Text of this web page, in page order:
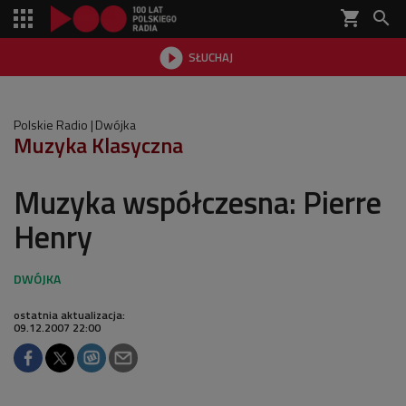
shopping_cart 
 SŁUCHAJ

Polskie Radio Dwójka
Muzyka Klasyczna
Muzyka współczesna: Pierre
Henry
ostatnia aktualizacja:
09.12.2007 22:00